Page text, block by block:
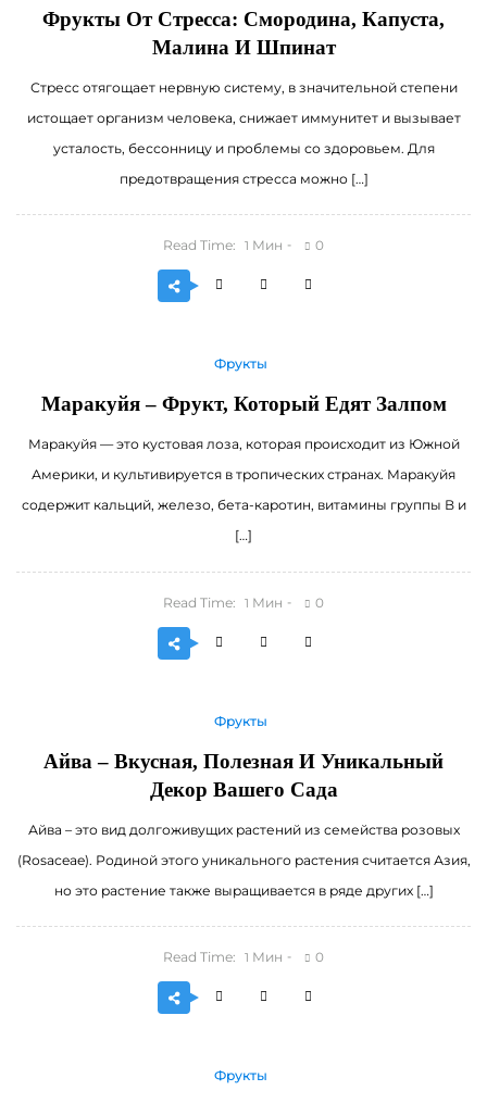
Фрукты От Стресса: Смородина, Капуста,
Малина И Шпинат
Стресс отягощает нервную систему, в значительной степени
истощает организм человека, снижает иммунитет и вызывает
усталость, бессонницу и проблемы со здоровьем. Для
предотвращения стресса можно […]
Read Time: 1 Мин 0
Фрукты
Маракуйя – Фрукт, Который Едят Залпом
Маракуйя — это кустовая лоза, которая происходит из Южной
Америки, и культивируется в тропических странах. Маракуйя
содержит кальций, железо, бета-каротин, витамины группы В и
[…]
Read Time: 1 Мин 0
Фрукты
Айва – Вкусная, Полезная И Уникальный
Декор Вашего Сада
Айва – это вид долгоживущих растений из семейства розовых
(Rosaceae). Родиной этого уникального растения считается Азия,
но это растение также выращивается в ряде других […]
Read Time: 1 Мин 0
Фрукты